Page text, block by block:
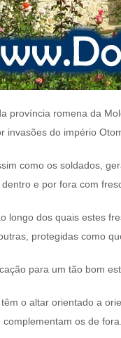
província romena da
invasões do império
como os soldados,
e por fora com
longo dos quais estes
protegidas como
para um tão bom
o altar orientado a
os de